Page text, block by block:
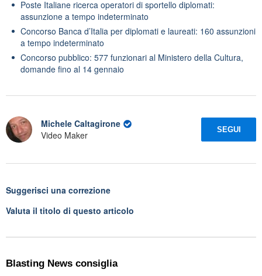
Poste Italiane ricerca operatori di sportello diplomati:
assunzione a tempo indeterminato
Concorso Banca d’Italia per diplomati e laureati: 160 assunzioni
a tempo indeterminato
Concorso pubblico: 577 funzionari al Ministero della Cultura,
domande fino al 14 gennaio
Michele Caltagirone
Video Maker
SEGUI
Suggerisci una correzione
Valuta il titolo di questo articolo
Blasting News consiglia